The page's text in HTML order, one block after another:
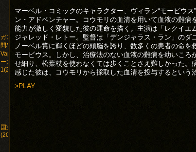
ガス人
間/Human
Vapor シ
ーズン
1(2026)
国宝
(2025)
マーベル・コミックのキャラクター、ヴィラン“モービウス
ン・アドベンチャー。コウモリの血清を用いて血液の難病
能力が激しく変貌した彼の運命を描く。主演は「レクイエ
ジャレッド・レトー。監督は「デンジャラス・ラン」のダ
ノーベル賞に輝くほどの頭脳を誇り、数多くの患者の命を
モービウス。しかし、治療法のない血液の難病を幼いころ
せ細り、松葉杖を使わなくては歩くことさえ難しかった。
感じた彼は、コウモリから採取した血清を投与するという
>PLAY